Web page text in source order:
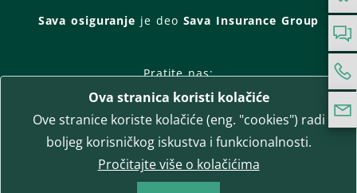
Sava osiguranje je deo Sava Insurance Group
Pratite nas:
Facebook
Instagram
LinkedIn
Twitter
YouTube
WhatsApp
T-media d.o.o. | napredne komunikacije
Ova stranica koristi kolačiće
Ove stranice koriste kolačiće (eng. "cookies") radi
boljeg korisničkog iskustva i funkcionalnosti.
Pročitajte više o kolačićima